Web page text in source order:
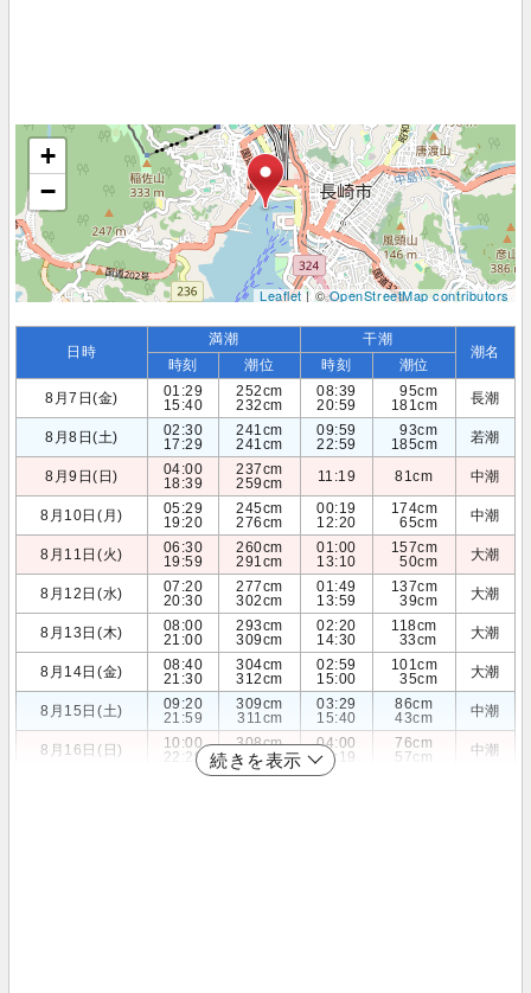
+
−
Leaflet| ©OpenStreetMap contributors
日時
満潮 干潮
潮名
時刻 潮位 時刻
潮位
8月7日(金)
01:29
15:40
252cm
232cm
08:39
20:59
95cm
181cm
長潮
8月8日(土)
02:30
17:29
241cm
241cm
09:59
22:59
93cm
185cm
若潮
8月9日(日)
04:00
18:39
237cm
259cm
11:19 81cm 中潮
8月10日(月)
05:29
19:20
245cm
276cm
00:19
12:20
174cm
65cm
中潮
8月11日(火)
06:30
19:59
260cm
291cm
01:00
13:10
157cm
50cm
大潮
8月12日(水)
07:20
20:30
277cm
302cm
01:49
13:59
137cm
39cm
大潮
8月13日(木)
08:00
21:00
293cm
309cm
02:20
14:30
118cm
33cm
大潮
8月14日(金)
08:40
21:30
304cm
312cm
02:59
15:00
101cm
35cm
大潮
8月15日(土)
09:20
21:59
309cm
311cm
03:29
15:40
86cm
43cm
中潮
8月16日(日)
10:00
22:29
308cm
306cm
04:00
16:19
76cm
57cm
中潮
続きを表示